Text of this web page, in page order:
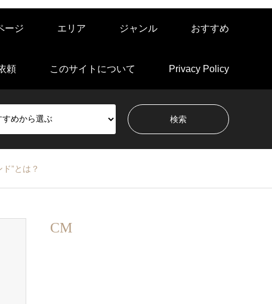
ージ エリア ジャンル おすすめ
頼 このサイトについて Privacy Policy
”とは？
CM